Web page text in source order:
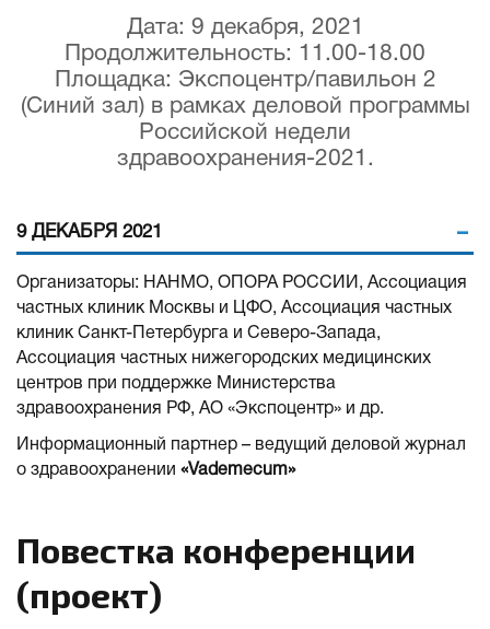
Дата: 9 декабря, 2021
Продолжительность: 11.00-18.00
Площадка: Экспоцентр/павильон 2
(Синий зал) в рамках деловой программы
Российской недели
здравоохранения-2021.
9 ДЕКАБРЯ 2021
Организаторы: НАНМО, ОПОРА РОССИИ, Ассоциация
частных клиник Москвы и ЦФО, Ассоциация частных
клиник Санкт-Петербурга и Северо-Запада,
Ассоциация частных нижегородских медицинских
центров при поддержке Министерства
здравоохранения РФ, АО «Экспоцентр» и др.
Информационный партнер – ведущий деловой журнал
о здравоохранении «Vademecum»
Повестка конференции
(проект)